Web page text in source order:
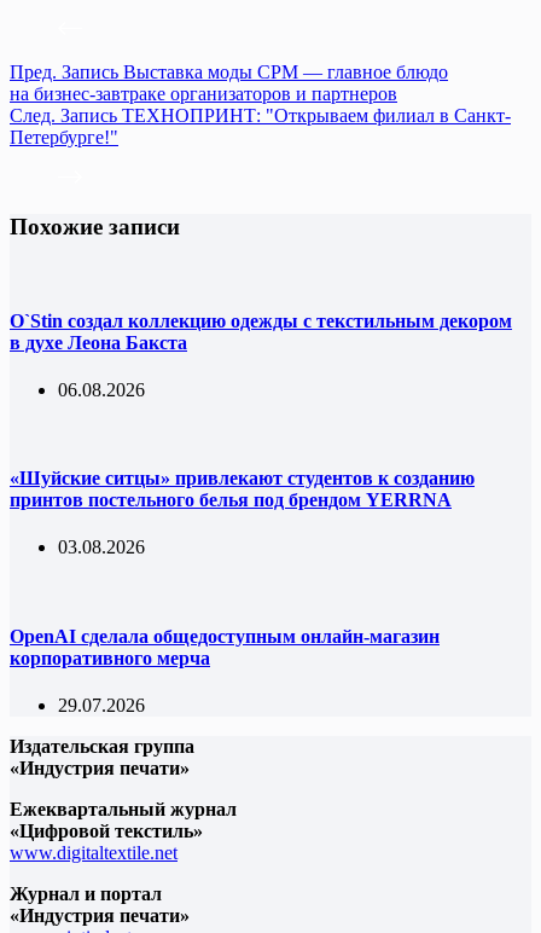
Пред. Запись Выставка моды CPM — главное блюдо
на бизнес-завтраке организаторов и партнеров
След. Запись ТЕХНОПРИНТ: "Открываем филиал в Санкт-
Петербурге!"
Похожие записи
O`Stin создал коллекцию одежды с текстильным декором
в духе Леона Бакста
06.08.2026
«Шуйские ситцы» привлекают студентов к созданию
принтов постельного белья под брендом YERRNA
03.08.2026
OpenAI сделала общедоступным онлайн-магазин
корпоративного мерча
29.07.2026
Издательская группа
«Индустрия печати»
Ежеквартальный журнал
«Цифровой текстиль»
www.digitaltextile.net
Журнал и портал
«Индустрия печати»